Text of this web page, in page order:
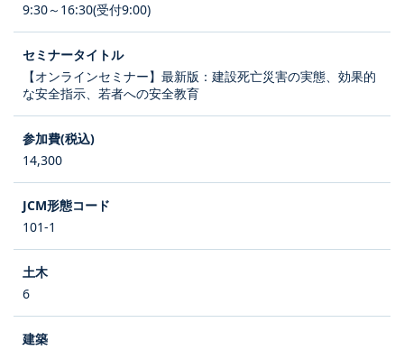
9:30～16:30(受付9:00)
【オンラインセミナー】最新版：建設死亡災害の実態、効果的
な安全指示、若者への安全教育
14,300
101-1
6